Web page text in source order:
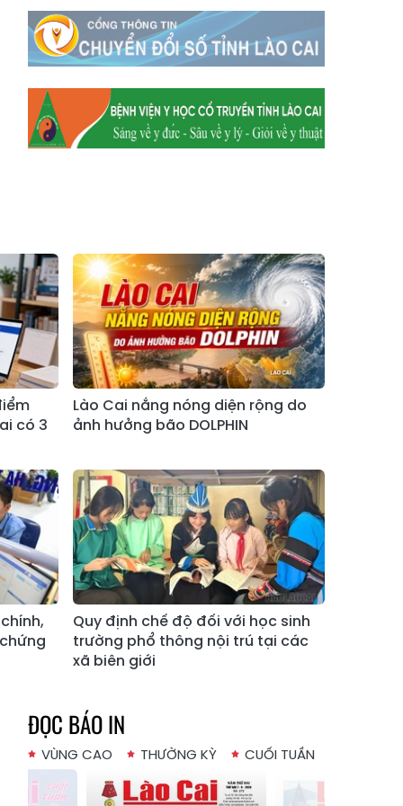
Hum
Xã Dền Sáng
Xã Y Tý
Xã A Mú Sung
Xã Trịnh Tường
Xã Nậm Chày
Xã Bản Xèo
Xã Bát Xát
Xã Nậm Chảy
Xã Bảo Yên
Xã Nghĩa Đô
Xã Thượng Hà
Xã Xuân Hòa
Xã Phúc Khánh
Xã Bảo Hà
Xã Mường Bo
Xã Bản Hồ
Xã Tả Van
Xã Bảo Nhai
Xã Bản Liền
Xã Bắc Hà
Xã Tả Củ Tỷ
Xã Lùng Phình
Xã Pha Long
Xã Mường
Khương
Xã Bản Lầu
Xã Cao Sơn
Xã Si Ma Cai
Xã Ngũ Chỉ
Sơn
Xã Lao Chải
có 3
Lào Cai nắng nóng diện rộng do
ảnh hưởng bão DOLPHIN
Quy định chế độ đối với học sinh
trường phổ thông nội trú tại các
xã biên giới
ĐỌC BÁO IN
VÙNG CAO THƯỜNG KỲ CUỐI TUẦN